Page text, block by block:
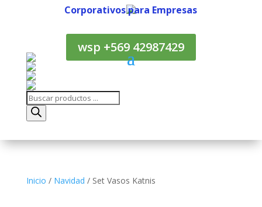
Corporativos para Empresas
wsp +569 42987429
Búsqueda
de
productos
Inicio / Navidad / Set Vasos Katnis